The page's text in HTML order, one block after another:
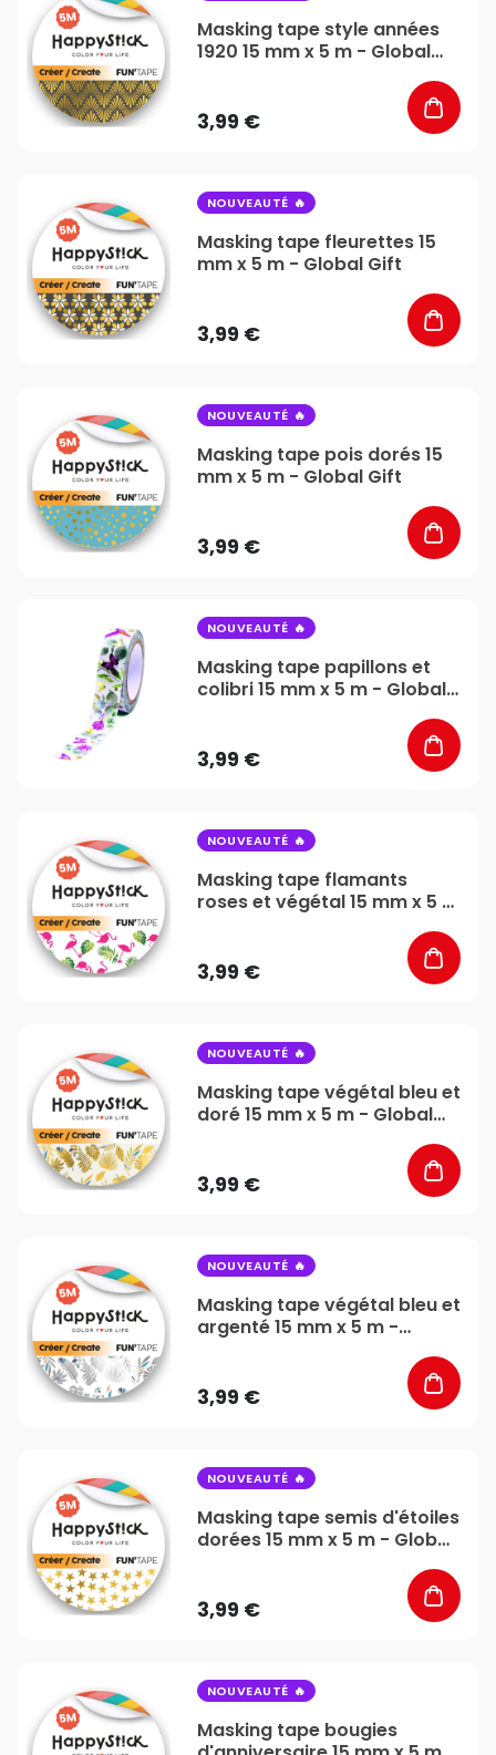
Masking tape style années
1920 15 mm x 5 m - Global
3,99 €
NOUVEAUTÉ
Masking tape fleurettes 15
mm x 5 m - Global Gift
3,99 €
NOUVEAUTÉ
Masking tape pois dorés 15
mm x 5 m - Global Gift
3,99 €
NOUVEAUTÉ
Masking tape papillons et
colibri 15 mm x 5 m - Global
3,99 €
NOUVEAUTÉ
Masking tape flamants
roses et végétal 15 mm x 5 m
3,99 €
NOUVEAUTÉ
Masking tape végétal bleu et
doré 15 mm x 5 m - Global
3,99 €
NOUVEAUTÉ
Masking tape végétal bleu et
argenté 15 mm x 5 m -
3,99 €
NOUVEAUTÉ
Masking tape semis d'étoiles
dorées 15 mm x 5 m - Global
3,99 €
NOUVEAUTÉ
Masking tape bougies